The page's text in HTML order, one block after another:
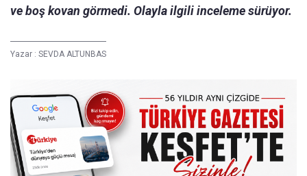
ve boş kovan görmedi. Olayla ilgili inceleme sürüyor.
Yazar : SEVDA ALTUNBAS